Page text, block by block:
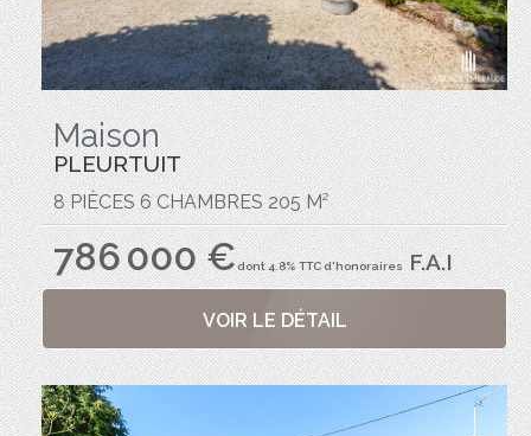
Maison
PLEURTUIT
8 PIÈCES 6 CHAMBRES 205 M²
786 000 €dont 4.8% TTC d'honorairesF.A.I
VOIR LE DÉTAIL